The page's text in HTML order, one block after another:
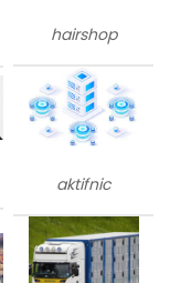
hairshop
aktifnic